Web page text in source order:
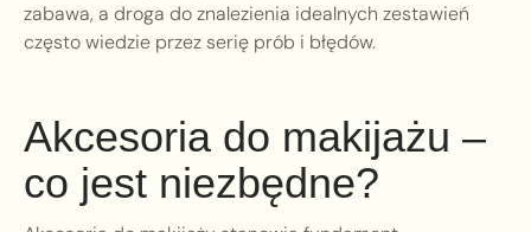
zabawa, a droga do znalezienia idealnych zestawień
często wiedzie przez serię prób i błędów.
Akcesoria do makijażu –
co jest niezbędne?